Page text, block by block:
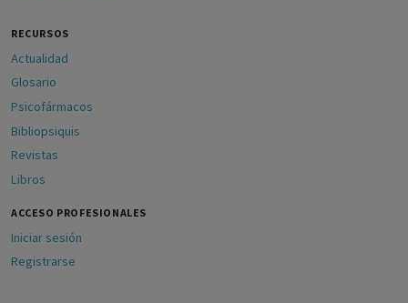
RECURSOS
Actualidad
Glosario
Psicofármacos
Bibliopsiquis
Revistas
Libros
ACCESO PROFESIONALES
Iniciar sesión
Registrarse